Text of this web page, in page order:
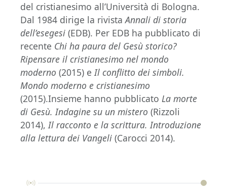
del cristianesimo all’Università di Bologna.
Dal 1984 dirige la rivistaAnnali di storia
dell’esegesi (EDB). Per EDB ha pubblicato di
recente Chi ha paura del Gesù storico?
Ripensare il cristianesimo nel mondo
moderno (2015) eIl conflitto dei simboli.
Mondo moderno e cristianesimo
(2015).Insieme hanno pubblicato La morte
di Gesù. Indagine su un mistero (Rizzoli
2014),Il racconto e la scrittura. Introduzione
alla lettura dei Vangeli (Carocci 2014).